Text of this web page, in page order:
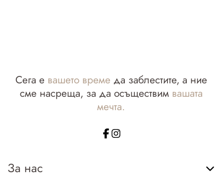
Сега е вашето време да заблестите, а ние
сме насреща, за да осъществим вашата
мечта.
За нас